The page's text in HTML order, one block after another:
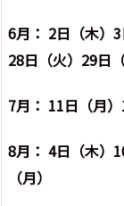
6月： 2日（木）
28日（火）29日（
7月： 11日（月
8月： 4日（木）
（月）